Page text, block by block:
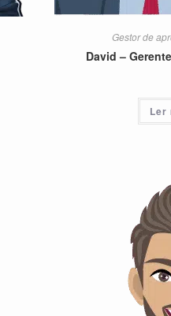
Gestor de
David –
Ler